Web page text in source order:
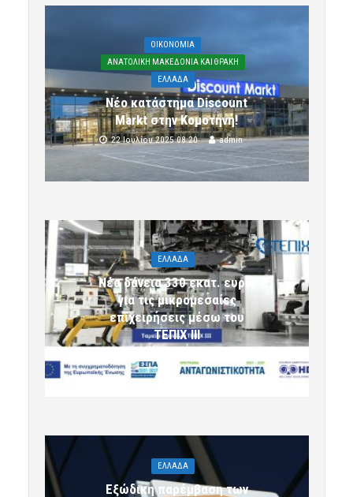
OIKONOMIA
ΑΝΑΤΟΛΙΚΗ ΜΑΚΕΔΟΝΙΑ ΚΑΙ ΘΡΑΚΗ
ΕΛΛΑΔΑ
Νέο κατάστημα Discount
Markt στην Κομοτηνή!
22 Ιουλίου 2025 08:20 admin
ΕΛΛΑΔΑ
Νέα δάνεια 330 εκατ. ευρώ
για τις μικρομεσαίες
επιχειρήσεις μέσω του
ΤΕΠΙΧ ΙΙΙ
ΕΛΛΑΔΑ
Εξώδικη παρέμβαση των